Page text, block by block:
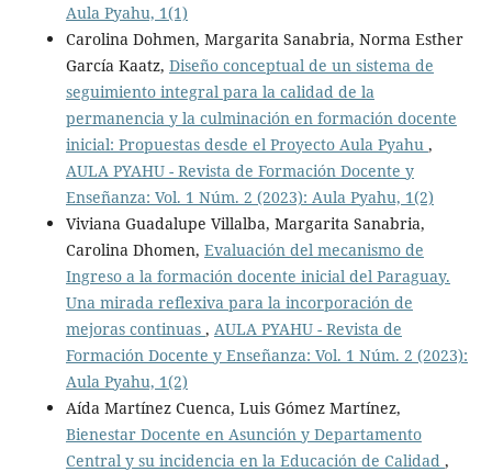
Aula Pyahu, 1(1)
Carolina Dohmen, Margarita Sanabria, Norma Esther
García Kaatz, Diseño conceptual de un sistema de
seguimiento integral para la calidad de la
permanencia y la culminación en formación docente
inicial: Propuestas desde el Proyecto Aula Pyahu ,
AULA PYAHU - Revista de Formación Docente y
Enseñanza: Vol. 1 Núm. 2 (2023): Aula Pyahu, 1(2)
Viviana Guadalupe Villalba, Margarita Sanabria,
Carolina Dhomen, Evaluación del mecanismo de
Ingreso a la formación docente inicial del Paraguay.
Una mirada reflexiva para la incorporación de
mejoras continuas , AULA PYAHU - Revista de
Formación Docente y Enseñanza: Vol. 1 Núm. 2 (2023):
Aula Pyahu, 1(2)
Aída Martínez Cuenca, Luis Gómez Martínez,
Bienestar Docente en Asunción y Departamento
Central y su incidencia en la Educación de Calidad ,